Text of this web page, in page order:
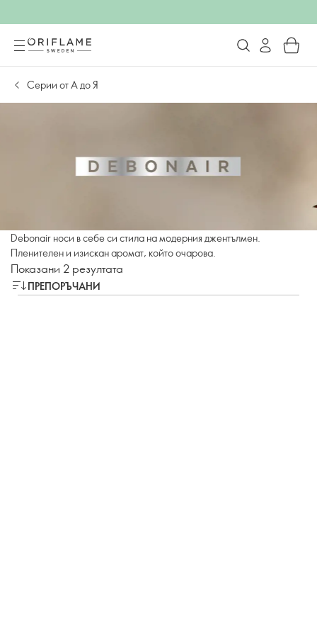
Серии от А до Я
Debonair носи в себе си стила на модерния джентълмен.
Пленителен и изискан аромат, който очарова.
Показани 2 резултата
ПРЕПОРЪЧАНИ